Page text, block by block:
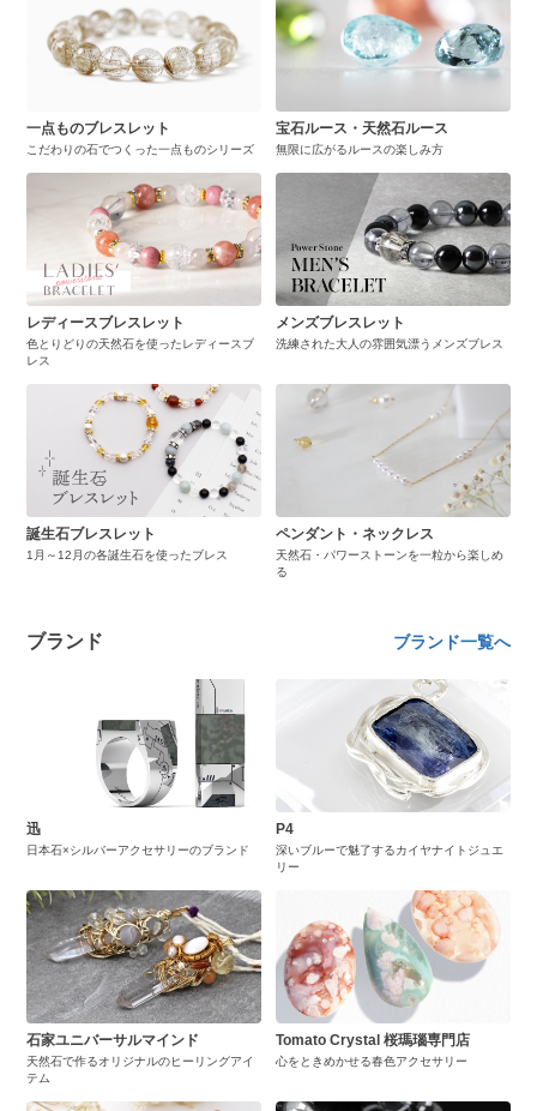
一点ものブレスレット
こだわりの石でつくった一点ものシリーズ
宝石ルース・天然石ルース
無限に広がるルースの楽しみ方
レディースブレスレット
色とりどりの天然石を使ったレディースブ
レス
メンズブレスレット
洗練された大人の雰囲気漂うメンズブレス
誕生石ブレスレット
1月～12月の各誕生石を使ったブレス
ペンダント・ネックレス
天然石・パワーストーンを一粒から楽しめ
る
ブランド ブランド一覧へ
迅
日本石×シルバーアクセサリーのブランド
P4
深いブルーで魅了するカイヤナイトジュエ
リー
石家ユニバーサルマインド
天然石で作るオリジナルのヒーリングアイ
テム
Tomato Crystal 桜瑪瑙専門店
心をときめかせる春色アクセサリー